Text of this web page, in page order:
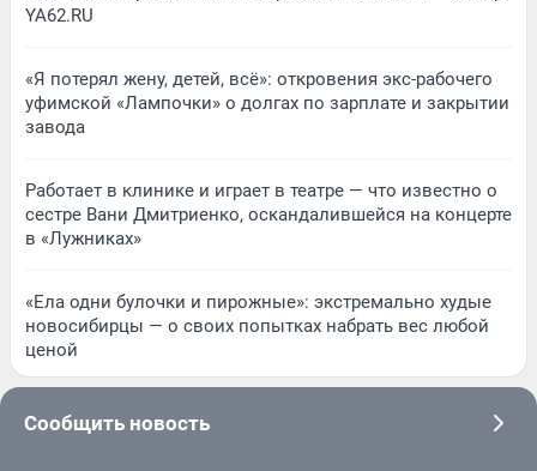
YA62.RU
«Я потерял жену, детей, всё»: откровения экс-рабочего
уфимской «Лампочки» о долгах по зарплате и закрытии
завода
Работает в клинике и играет в театре — что известно о
сестре Вани Дмитриенко, оскандалившейся на концерте
в «Лужниках»
«Ела одни булочки и пирожные»: экстремально худые
новосибирцы — о своих попытках набрать вес любой
ценой
Сообщить новость